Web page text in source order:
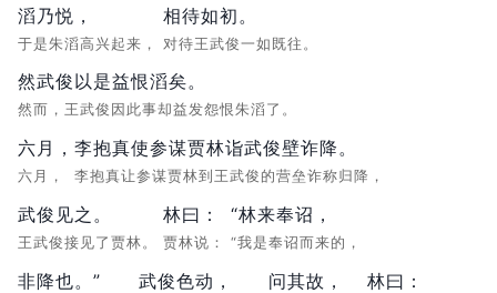
滔乃悦，
于是朱滔高兴起来，
相待如初。
对待王武俊一如既往。
然武俊以是益恨滔矣。
然而，王武俊因此事却益发怨恨朱滔了。
六月，
六月，
李抱真使参谋贾林诣武俊壁诈降。
李抱真让参谋贾林到王武俊的营垒诈称归降，
武俊见之。
王武俊接见了贾林。
林曰：
贾林说：
“林来奉诏，
“我是奉诏而来的，
非降也。” 武俊色动， 问其故， 林曰：